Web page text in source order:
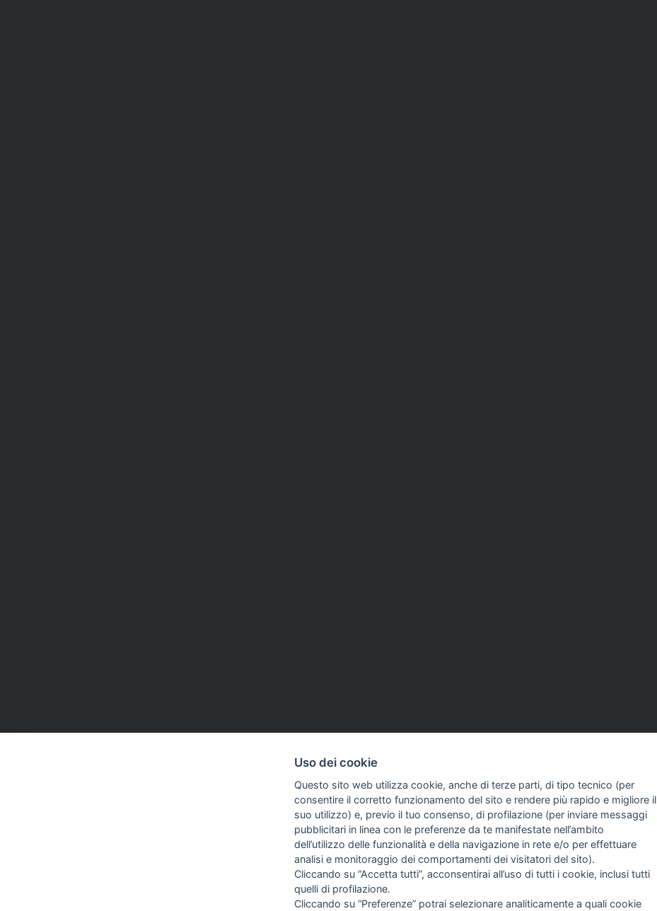
GIORNALISMO E
INTELLIGENZA
ARTIFICIALE
Uso dei cookie
Questo sito web utilizza cookie, anche di terze parti, di tipo tecnico (per
consentire il corretto funzionamento del sito e rendere più rapido e migliore il
suo utilizzo) e, previo il tuo consenso, di profilazione (per inviare messaggi
pubblicitari in linea con le preferenze da te manifestate nell’ambito
dell’utilizzo delle funzionalità e della navigazione in rete e/o per effettuare
analisi e monitoraggio dei comportamenti dei visitatori del sito).
Cliccando su “Accetta tutti”, acconsentirai all’uso di tutti i cookie, inclusi tutti
quelli di profilazione.
Cliccando su “Preferenze” potrai selezionare analiticamente a quali cookie